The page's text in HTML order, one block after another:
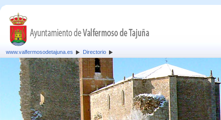
www.valfermosodetajuna.es Directorio